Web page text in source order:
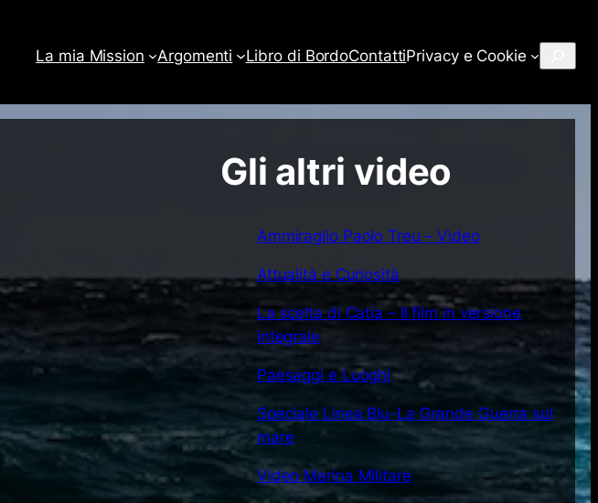
La mia Mission Argomenti Libro di BordoContattiPrivacy e Cookie
Gli altri video
Ammiraglio Paolo Treu – Video
Attualità e Curiosità
La scelta di Catia – Il film in versione
integrale
Paesaggi e Luoghi
Speciale Linea Blu-La Grande Guerra sul
mare
Video Marina Militare